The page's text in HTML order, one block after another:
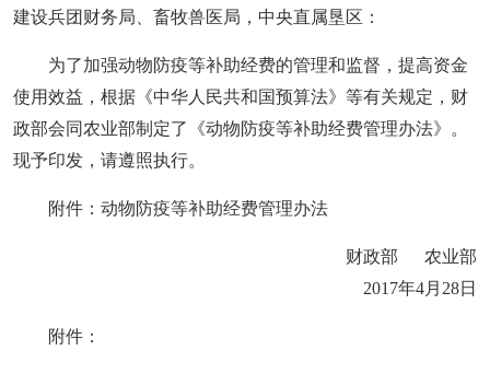
建设兵团财务局、畜牧兽医局，中央直属垦区：
为了加强动物防疫等补助经费的管理和监督，提高资金
使用效益，根据《中华人民共和国预算法》等有关规定，财
政部会同农业部制定了《动物防疫等补助经费管理办法》。
现予印发，请遵照执行。
附件：动物防疫等补助经费管理办法
财政部 农业部
2017年4月28日
附件：